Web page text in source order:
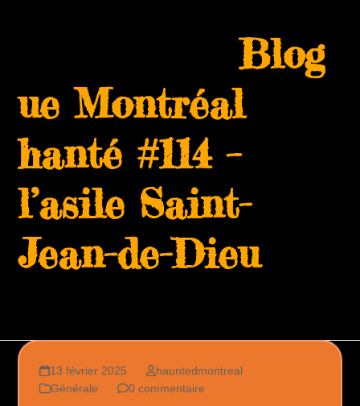
Blog
ue Montréal
hanté #114 –
l’asile Saint-
Jean-de-Dieu
13 février 2025
hauntedmontreal
Générale
0 commentaire